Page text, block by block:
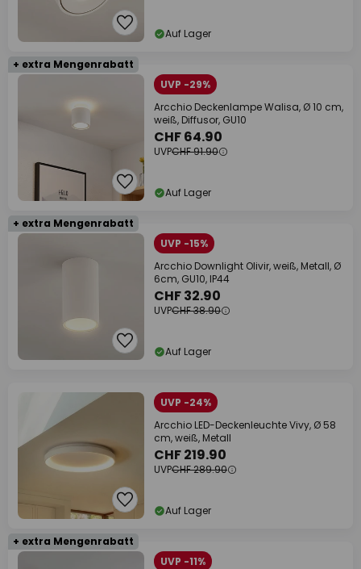
Auf Lager
+ extra Mengenrabatt
UVP -29%
Arcchio Deckenlampe Walisa, Ø 10 cm,
weiß, Diffusor, GU10
CHF 64.90
UVPCHF 91.90
Auf Lager
+ extra Mengenrabatt
UVP -15%
Arcchio Downlight Olivir, weiß, Metall, Ø
6cm, GU10, IP44
CHF 32.90
UVPCHF 38.90
Auf Lager
UVP -24%
Arcchio LED-Deckenleuchte Vivy, Ø 58
cm, weiß, Metall
CHF 219.90
UVPCHF 289.90
Auf Lager
+ extra Mengenrabatt
UVP -11%